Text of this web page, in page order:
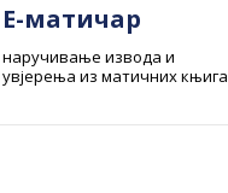
Е-матичар
наручивање извода и
увјерења из матичних књига